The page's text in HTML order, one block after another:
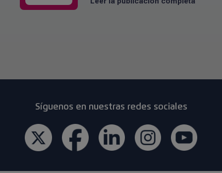
Síguenos en nuestras redes sociales